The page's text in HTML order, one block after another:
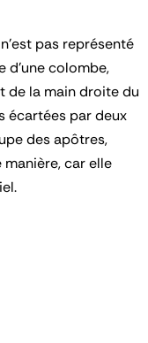
pas représenté
d'une colombe,
de la main droite du
écartées par deux
des apôtres,
car elle